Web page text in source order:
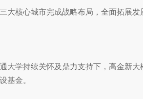
大核心城市完成战略布局，全面拓展发
大学持续关怀及鼎力支持下，高金新大
基金。